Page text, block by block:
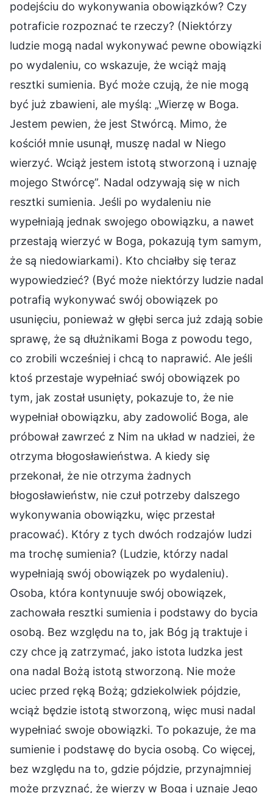
podejściu do wykonywania obowiązków? Czy
potraficie rozpoznać te rzeczy? (Niektórzy
ludzie mogą nadal wykonywać pewne obowiązki
po wydaleniu, co wskazuje, że wciąż mają
resztki sumienia. Być może czują, że nie mogą
być już zbawieni, ale myślą: „Wierzę w Boga.
Jestem pewien, że jest Stwórcą. Mimo, że
kościół mnie usunął, muszę nadal w Niego
wierzyć. Wciąż jestem istotą stworzoną i uznaję
mojego Stwórcę”. Nadal odzywają się w nich
resztki sumienia. Jeśli po wydaleniu nie
wypełniają jednak swojego obowiązku, a nawet
przestają wierzyć w Boga, pokazują tym samym,
że są niedowiarkami). Kto chciałby się teraz
wypowiedzieć? (Być może niektórzy ludzie nadal
potrafią wykonywać swój obowiązek po
usunięciu, ponieważ w głębi serca już zdają sobie
sprawę, że są dłużnikami Boga z powodu tego,
co zrobili wcześniej i chcą to naprawić. Ale jeśli
ktoś przestaje wypełniać swój obowiązek po
tym, jak został usunięty, pokazuje to, że nie
wypełniał obowiązku, aby zadowolić Boga, ale
próbował zawrzeć z Nim na układ w nadziei, że
otrzyma błogosławieństwa. A kiedy się
przekonał, że nie otrzyma żadnych
błogosławieństw, nie czuł potrzeby dalszego
wykonywania obowiązku, więc przestał
pracować). Który z tych dwóch rodzajów ludzi
ma trochę sumienia? (Ludzie, którzy nadal
wypełniają swój obowiązek po wydaleniu).
Osoba, która kontynuuje swój obowiązek,
zachowała resztki sumienia i podstawy do bycia
osobą. Bez względu na to, jak Bóg ją traktuje i
czy chce ją zatrzymać, jako istota ludzka jest
ona nadal Bożą istotą stworzoną. Nie może
uciec przed ręką Bożą; gdziekolwiek pójdzie,
wciąż będzie istotą stworzoną, więc musi nadal
wypełniać swoje obowiązki. To pokazuje, że ma
sumienie i podstawę do bycia osobą. Co więcej,
bez względu na to, gdzie pójdzie, przynajmniej
może przyznać, że wierzy w Boga i uznaje Jego